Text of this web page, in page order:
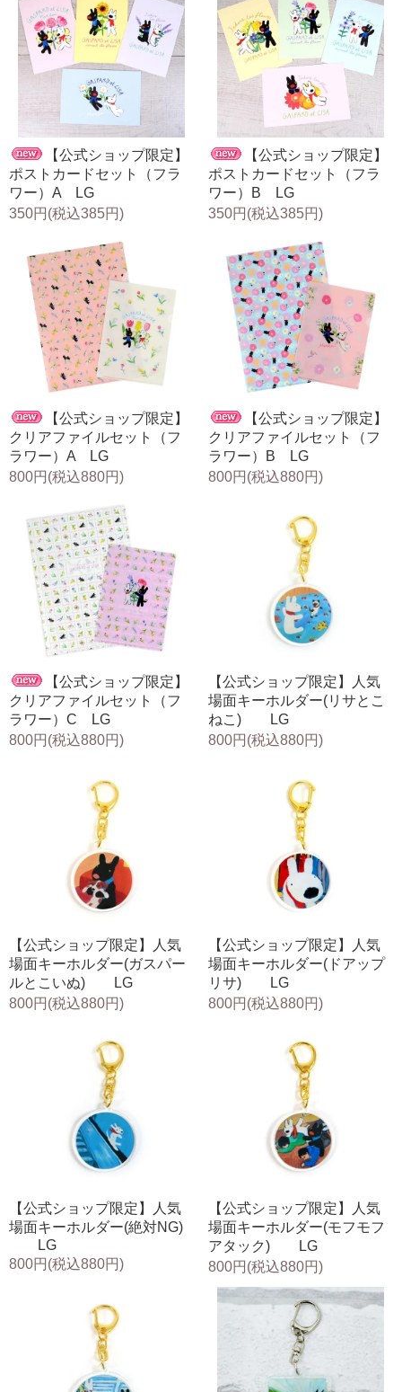
【公式ショップ限定】
ポストカードセット（フラ
ワー）A LG
350円(税込385円)
【公式ショップ限定】
ポストカードセット（フラ
ワー）B LG
350円(税込385円)
【公式ショップ限定】
クリアファイルセット（フ
ラワー）A LG
800円(税込880円)
【公式ショップ限定】
クリアファイルセット（フ
ラワー）B LG
800円(税込880円)
【公式ショップ限定】
クリアファイルセット（フ
ラワー）C LG
800円(税込880円)
【公式ショップ限定】人気
場面キーホルダー(リサとこ
ねこ) LG
800円(税込880円)
【公式ショップ限定】人気
場面キーホルダー(ガスパー
ルとこいぬ) LG
800円(税込880円)
【公式ショップ限定】人気
場面キーホルダー(ドアップ
リサ) LG
800円(税込880円)
【公式ショップ限定】人気
場面キーホルダー(絶対NG)
LG
800円(税込880円)
【公式ショップ限定】人気
場面キーホルダー(モフモフ
アタック) LG
800円(税込880円)